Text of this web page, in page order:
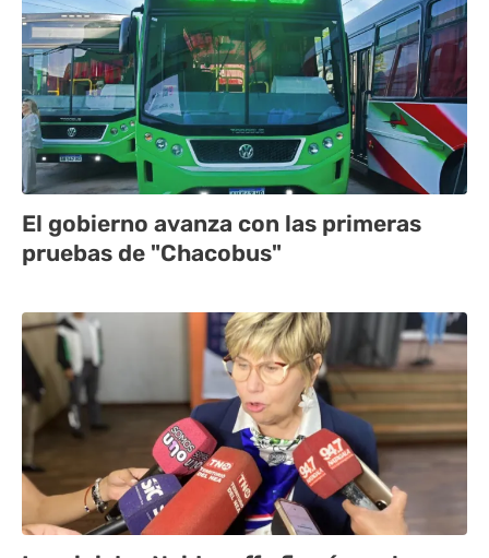
El gobierno avanza con las primeras
pruebas de "Chacobus"